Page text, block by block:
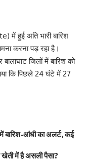
हुई अति भारी बारिश
करना पड़ रहा है।
जिलों में बारिश को
कि पिछले 24 घंटे में 27
बारिश-आंधी का अलर्ट, कई
में है असली पैसा?